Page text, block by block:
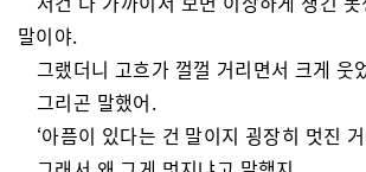
말이야.
그랬더니 고흐가 껄껄 거리면서 크게 웃
그리곤 말했어.
‘아픔이 있다는 건 말이지 굉장히 멋진